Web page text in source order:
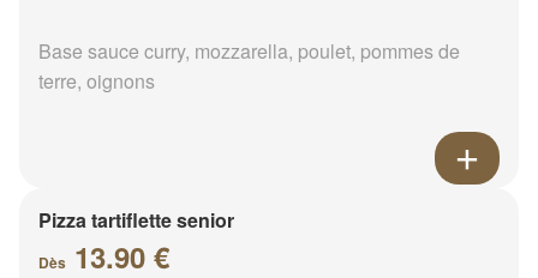
Base sauce curry, mozzarella, poulet, pommes de
terre, oignons
Pizza tartiflette senior
Dès 13.90 €